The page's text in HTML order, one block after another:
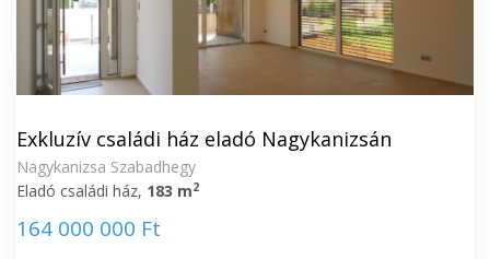
Exkluzív családi ház eladó Nagykanizsán
Nagykanizsa Szabadhegy
Eladó családi ház, 183 m2
164 000 000 Ft